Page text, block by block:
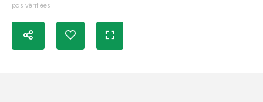
pas vérifiées